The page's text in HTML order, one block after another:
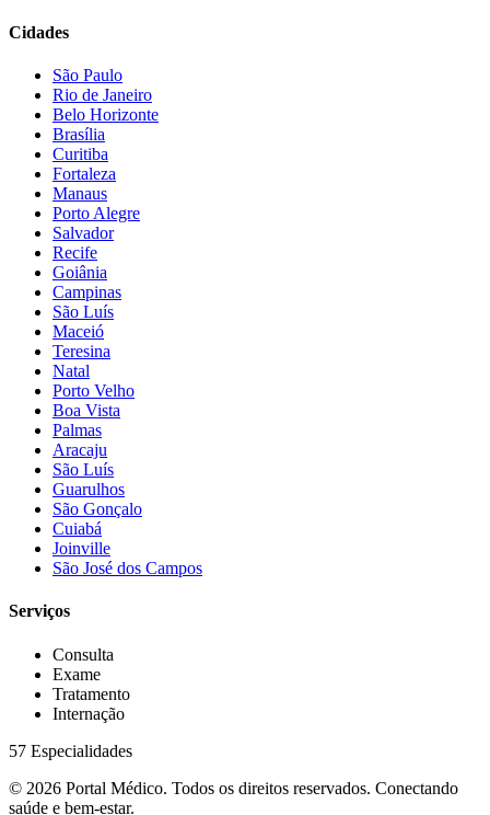
Cidades
São Paulo
Rio de Janeiro
Belo Horizonte
Brasília
Curitiba
Fortaleza
Manaus
Porto Alegre
Salvador
Recife
Goiânia
Campinas
São Luís
Maceió
Teresina
Natal
Porto Velho
Boa Vista
Palmas
Aracaju
São Luís
Guarulhos
São Gonçalo
Cuiabá
Joinville
São José dos Campos
Serviços
Consulta
Exame
Tratamento
Internação
57 Especialidades
© 2026 Portal Médico. Todos os direitos reservados. Conectando
saúde e bem-estar.